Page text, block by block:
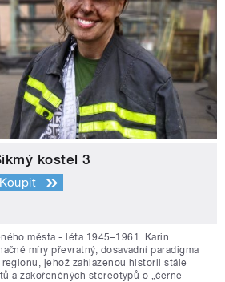
kostel 3
Koupit
města - léta 1945–1961. Karin
míry převratný, dosavadní paradigma
jehož zahlazenou historii stále
a zakořeněných stereotypů o „černé